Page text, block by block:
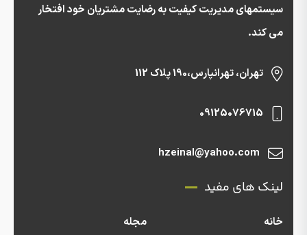
سیستمهای مدیریت کیفیت به رضایت مشتریان خود افتخار
می کند.
تهران، تهرانپارس،190 پلاک 112
09125076715
hzeinal@yahoo.com
لینک های مفید
خانه
مجله